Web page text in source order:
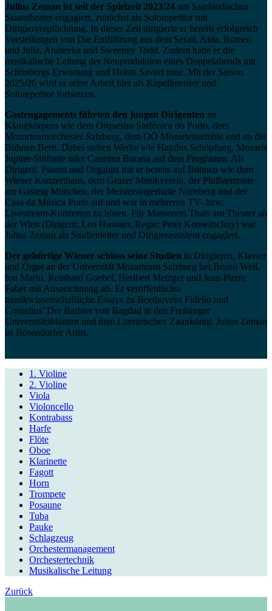
Julius Zeman ist seit der Spielzeit 2023/24 am Saarländischen
Staatstheater engagiert, zunächst als Solorepetitor mit
Dirigierverpflichtung. In dieser Zeit dirigierte er bereits erfolgreich
Vorstellungen von Die Entführung aus dem Serail, Aida, Romeo
und Julia, Anatevka und Sweeney Todd. Zudem hatte er die
musikalische Leitung der Neuproduktion eines Doppelabends mit
Schönbergs Erwartung und Holsts Savitri inne. Mit der Saison
2025/26 wird er seine Arbeit hier als Kapellmeister und
Solorepetitor fortsetzen.
Gastengagements führten den jungen Dirigenten zu
Klangkörpern wie dem Orquestra Sinfónica do Porto, dem
Mozarteumorchester Salzburg, dem OÖ Mozartensemble und an die
Bühnen Bern. Dabei stehen Werke wie Haydns Schöpfung, Mozarts
Jupiter-Sinfonie oder Carmina Burana auf dem Programm. Als
Dirigent, Pianist und Organist trat er bereits auf Bühnen wie dem
Wiener Konzerthaus, dem Grazer Musikverein, der Philharmonie
am Gasteig München, der Meistersingerhalle Nürnberg und der
Casa da Música Porto auf und war in mehreren TV- bzw.
Livestream-Konzerten zu hören. Für Massenets Thaïs am Theater an
der Wien (Dirigent: Leo Hussain, Regie: Peter Konwitschny) war
Julius Zeman als Studienleiter und Dirigierassistent engagiert.
Der gebürtige Wiener schloss seine Studien in Dirigieren, Klavier
und Orgel an der Universität Mozarteum Salzburg bei Bruno Weil,
Ion Marin, Reinhard Goebel, Heribert Metzger und Jean-Pierre
Faber mit Auszeichnung ab. Er veröffentlichte
musikwissenschaftliche Essays zu Beethovens Fidelio und
Cornelius’ Der Barbier von Bagdad in den Freiburger
Universitätsblättern und dem Literarischen Zaunkönig. Julius Zeman
ist Bösendorfer Artist.
1. Violine
2. Violine
Viola
Violoncello
Kontrabass
Harfe
Flöte
Oboe
Klarinette
Fagott
Horn
Trompete
Posaune
Tuba
Pauke
Schlagzeug
Orchestermanagement
Orchestertechnik
Musikalische Leitung
Zurück